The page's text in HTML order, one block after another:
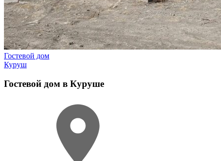
Гостевой дом
Куруш
Гостевой дом в Куруше